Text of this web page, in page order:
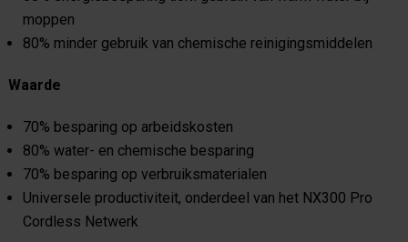
moppen
80% minder gebruik van chemische reinigingsmiddelen
Waarde
70% besparing op arbeidskosten
80% water- en chemische besparing
70% besparing op verbruiksmaterialen
Universele productiviteit, onderdeel van het NX300 Pro
Cordless Netwerk